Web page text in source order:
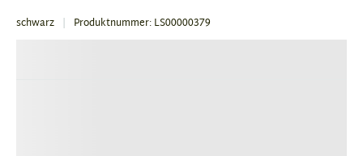
schwarz Produktnummer: LS00000379